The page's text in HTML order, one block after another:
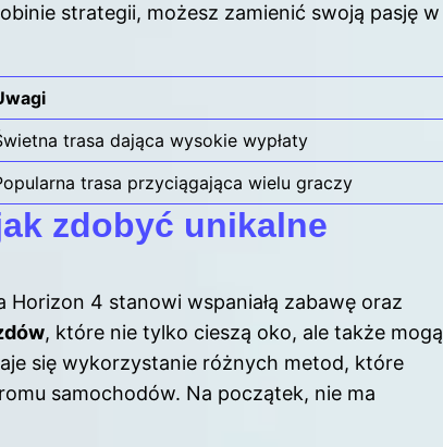
strategii, możesz zamienić swoją pasję w
trasa dająca wysokie wypłaty
trasa przyciągająca wielu graczy
zdobyć unikalne
4 stanowi wspaniałą zabawę oraz
, które nie tylko cieszą oko, ale także mogą
się wykorzystanie różnych metod, które
samochodów. Na początek, nie ma